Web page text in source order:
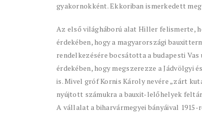
gyakornokként. Ekkoriban ismerkedett
Az első világháború alat Hiller felismerte,
érdekében, hogy a magyarországi
rendelkezésére bocsátotta a budapesti Vas
érdekében, hogy megszerezze a Jádvölgyi
is. Mivel gróf Kornis Károly nevére „zárt
nyújtott számukra a bauxit-lelőhelyek
A vállalat a biharvármegyei bányáival